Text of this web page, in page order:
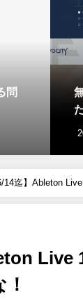
14迄】Ableton